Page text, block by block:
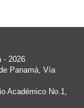
- 2026
Panamá, Vía
Académico No.1,